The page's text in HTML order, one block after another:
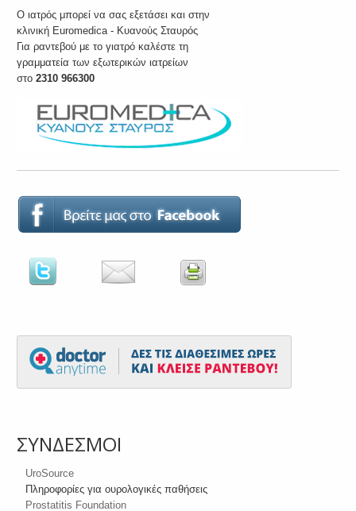
O ιατρός μπορεί να σας εξετάσει και στην
κλινική Euromedica - Κυανούς Σταυρός
Για ραντεβού με το γιατρό καλέστε τη
γραμματεία των εξωτερικών ιατρείων
στο2310 966300
ΣΥΝΔΕΣΜΟΙ
UroSource
Πληροφορίες για ουρολογικές παθήσεις
Prostatitis Foundation